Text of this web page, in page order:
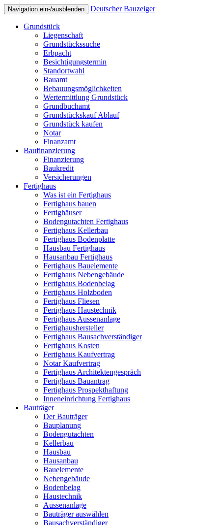
Navigation ein-/ausblenden Deutscher Bauzeiger
Grundstück
Liegenschaft
Grundstückssuche
Erbpacht
Besichtigungstermin
Standortwahl
Bauamt
Bebauungsmöglichkeiten
Wertermittlung Grundstück
Grundbuchamt
Grundstückskauf Ablauf
Grundstück kaufen
Notar
Finanzamt
Baufinanzierung
Finanzierung
Baukredit
Versicherungen
Fertighaus
Was ist ein Fertighaus
Fertighaus bauen
Fertighäuser
Bodengutachten Fertighaus
Fertighaus Kellerbau
Fertighaus Bodenplatte
Hausbau Fertighaus
Hausanbau Fertighaus
Fertighaus Bauelemente
Fertighaus Nebengebäude
Fertighaus Bodenbelag
Fertighaus Holzboden
Fertighaus Fliesen
Fertighaus Haustechnik
Fertighaus Aussenanlage
Fertighaushersteller
Fertighaus Bausachverständiger
Fertighaus Kosten
Fertighaus Kaufvertrag
Notar Kaufvertrag
Fertighaus Architektengespräch
Fertighaus Bauantrag
Fertighaus Prospekthaftung
Inneneinrichtung Fertighaus
Bauträger
Der Bauträger
Bauplanung
Bodengutachten
Kellerbau
Hausbau
Hausanbau
Bauelemente
Nebengebäude
Bodenbelag
Haustechnik
Aussenanlage
Bauträger auswählen
Bausachverständiger